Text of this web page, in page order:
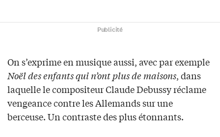
Publicité
On s’exprime en musique aussi, avec par exemple
Noël des enfants qui n’ont plus de maisons, dans
laquelle le compositeur Claude Debussy réclame
vengeance contre les Allemands sur une
berceuse. Un contraste des plus étonnants.